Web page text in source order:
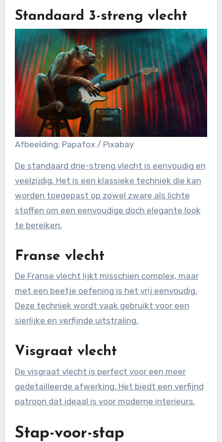
Standaard 3-streng vlecht
Afbeelding: Papafox / Pixabay
De standaard drie-streng vlecht is eenvoudig en
veelzijdig. Het is een klassieke techniek die kan
worden toegepast op zowel zware als lichte
stoffen om een eenvoudige doch elegante look
te bereiken.
Franse vlecht
De Franse vlecht lijkt misschien complex, maar
met een beetje oefening is het vrij eenvoudig.
Deze techniek wordt vaak gebruikt voor een
sierlijke en verfijnde uitstraling.
Visgraat vlecht
De visgraat vlecht is perfect voor een meer
gedetailleerde afwerking. Het biedt een verfijnd
patroon dat ideaal is voor moderne interieurs.
Stap-voor-stap